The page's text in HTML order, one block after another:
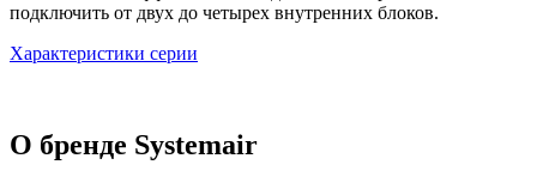
подключить от двух до четырех внутренних блоков.
Характеристики серии
О бренде Systemair